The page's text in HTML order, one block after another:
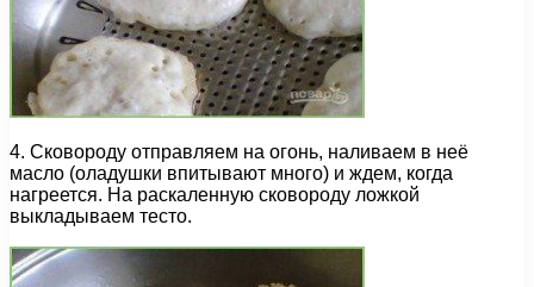
4. Сковороду отправляем на огонь, наливаем в неё
масло (оладушки впитывают много) и ждем, когда
нагреется. На раскаленную сковороду ложкой
выкладываем тесто.